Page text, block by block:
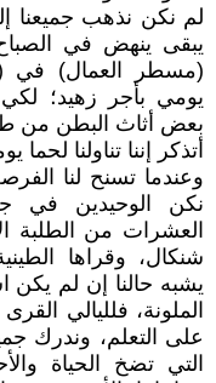
لم نكن نذهب جميعنا
يبقى ينهض في
(مسطر العمال) في
يومي بأجر زهيد؛
بعض أثاث البطن من
أتذكر إننا تناولنا لحما
وعندما تسنح لنا
نكن الوحيدين في
العشرات من الطلبة
شنكال، وقراها
يشبه حالنا إن لم يكن
الملونة، فلليالي
على التعلم، وندرك
التي تضخ الحياة